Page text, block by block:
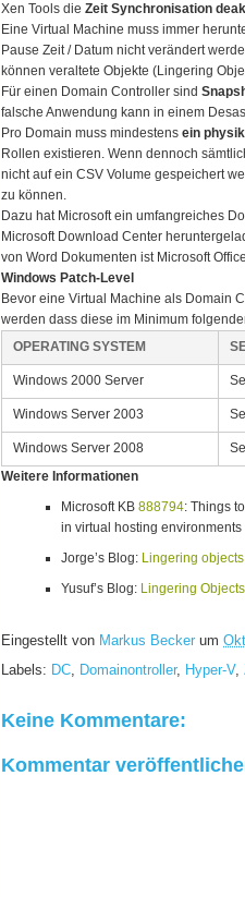
Xen Tools die Zeit Synchronisation
Eine Virtual Machine muss immer
Pause Zeit / Datum nicht verändert
können veraltete Objekte (Lingering
Für einen Domain Controller sind
falsche Anwendung kann in einem
Pro Domain muss mindestens ein
Rollen existieren. Wenn dennoch
nicht auf ein CSV Volume gespeichert
zu können.
Dazu hat Microsoft ein umfangreiches
Microsoft Download Center
von Word Dokumenten ist Microsoft
Windows Patch-Level
Bevor eine Virtual Machine als Domain
werden dass diese im Minimum
OPERATING SYSTEM
Windows 2000 Server
Windows Server 2003
Windows Server 2008
Weitere Informationen
Microsoft KB 888794: Things
in virtual hosting environments
Jorge’s Blog: Lingering objects
Yusuf’s Blog: Lingering
Eingestellt von Markus Becker um
Labels: DC, Domainontroller, Hyper-V,
Keine Kommentare:
Kommentar